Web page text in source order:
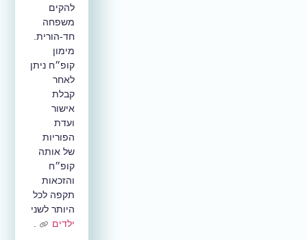
להקים
משפחה
חד-הורית.
מימון
קופ״ח ניתן
לאחר
קבלת
אישור
ועדת
הפוריות
של אותה
קופ״ח
והזכאות
תקפה לכל
היותר לשני
ילדים